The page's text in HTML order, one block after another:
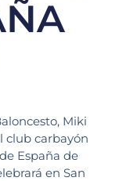
Miki
club carbayón
España de
en San